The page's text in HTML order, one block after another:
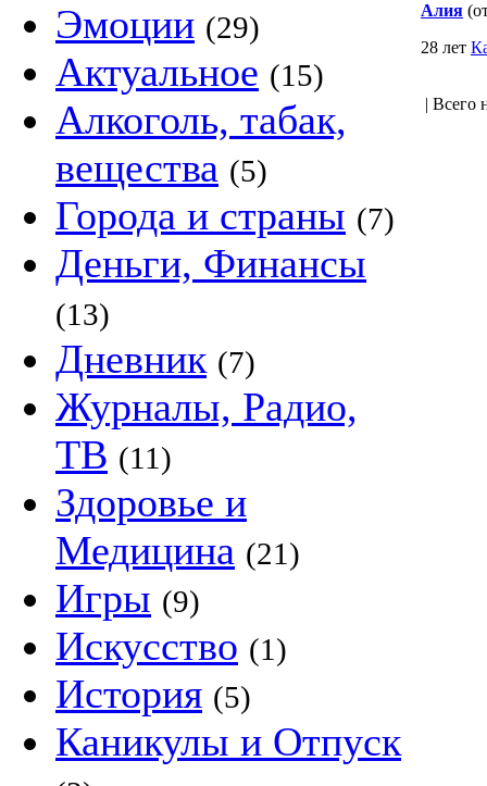
Эмоции (29)
Актуальное (15)
Алкоголь, табак,
вещества (5)
Города и страны (7)
Деньги, Финансы
(13)
Дневник (7)
Журналы, Радио,
ТВ (11)
Здоровье и
Медицина (21)
Игры (9)
Искусство (1)
История (5)
Каникулы и Отпуск
Алия
28 лет
| Всего